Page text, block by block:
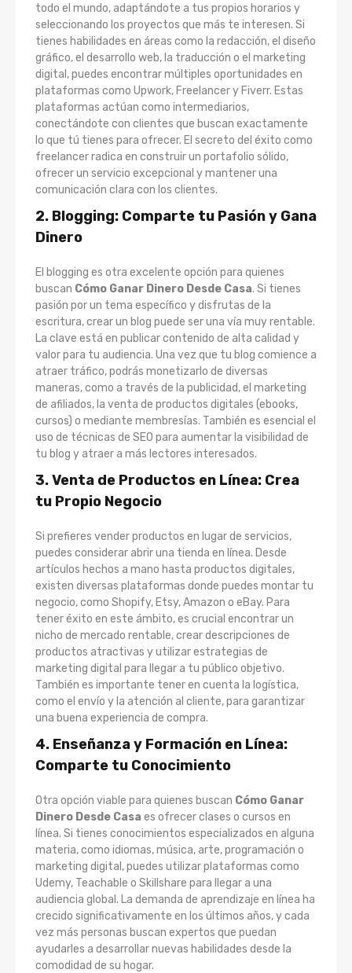
todo el mundo, adaptándote a tus propios horarios y
seleccionando los proyectos que más te interesen. Si
tienes habilidades en áreas como la redacción, el diseño
gráfico, el desarrollo web, la traducción o el marketing
digital, puedes encontrar múltiples oportunidades en
plataformas como Upwork, Freelancer y Fiverr. Estas
plataformas actúan como intermediarios,
conectándote con clientes que buscan exactamente
lo que tú tienes para ofrecer. El secreto del éxito como
freelancer radica en construir un portafolio sólido,
ofrecer un servicio excepcional y mantener una
comunicación clara con los clientes.
2. Blogging: Comparte tu Pasión y Gana
Dinero
El blogging es otra excelente opción para quienes
buscan Cómo Ganar Dinero Desde Casa. Si tienes
pasión por un tema específico y disfrutas de la
escritura, crear un blog puede ser una vía muy rentable.
La clave está en publicar contenido de alta calidad y
valor para tu audiencia. Una vez que tu blog comience a
atraer tráfico, podrás monetizarlo de diversas
maneras, como a través de la publicidad, el marketing
de afiliados, la venta de productos digitales (ebooks,
cursos) o mediante membresías. También es esencial el
uso de técnicas de SEO para aumentar la visibilidad de
tu blog y atraer a más lectores interesados.
3. Venta de Productos en Línea: Crea
tu Propio Negocio
Si prefieres vender productos en lugar de servicios,
puedes considerar abrir una tienda en línea. Desde
artículos hechos a mano hasta productos digitales,
existen diversas plataformas donde puedes montar tu
negocio, como Shopify, Etsy, Amazon o eBay. Para
tener éxito en este ámbito, es crucial encontrar un
nicho de mercado rentable, crear descripciones de
productos atractivas y utilizar estrategias de
marketing digital para llegar a tu público objetivo.
También es importante tener en cuenta la logística,
como el envío y la atención al cliente, para garantizar
una buena experiencia de compra.
4. Enseñanza y Formación en Línea:
Comparte tu Conocimiento
Otra opción viable para quienes buscan Cómo Ganar
Dinero Desde Casa es ofrecer clases o cursos en
línea. Si tienes conocimientos especializados en alguna
materia, como idiomas, música, arte, programación o
marketing digital, puedes utilizar plataformas como
Udemy, Teachable o Skillshare para llegar a una
audiencia global. La demanda de aprendizaje en línea ha
crecido significativamente en los últimos años, y cada
vez más personas buscan expertos que puedan
ayudarles a desarrollar nuevas habilidades desde la
comodidad de su hogar.